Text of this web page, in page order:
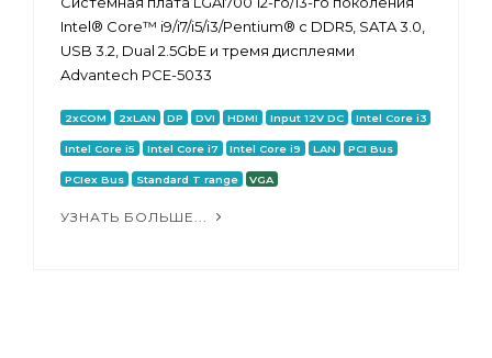
Intel® Core™ i9/i7/i5/i3/Pentium® с DDR5, SATA 3.0,
USB 3.2, Dual 2.5GbE и тремя дисплеями
Advantech PCE-5033
2xCOM 2xLAN DP DVI HDMI Input 12V DC Intel Core i3
Intel Core i5 Intel Core i7 Intel Core i9 LAN PCI Bus
PCIex Bus Standard T range VGA
УЗНАТЬ БОЛЬШЕ...